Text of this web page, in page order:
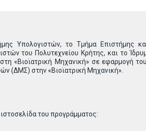
Υπολογιστών, το Τμήμα Επιστήμης
του Πολυτεχνείου Κρήτης, και το
«Βιοϊατρική Μηχανική» σε εφαρμογή
(ΔΜΣ) στην «Βιοϊατρική Μηχανική».
του προγράμματος: